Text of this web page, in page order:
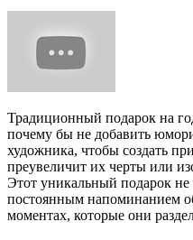
Традиционный подарок на
почему бы не добавить
художника, чтобы создать
преувеличит их черты или
Этот уникальный подарок не
постоянным напоминанием
моментах, которые они